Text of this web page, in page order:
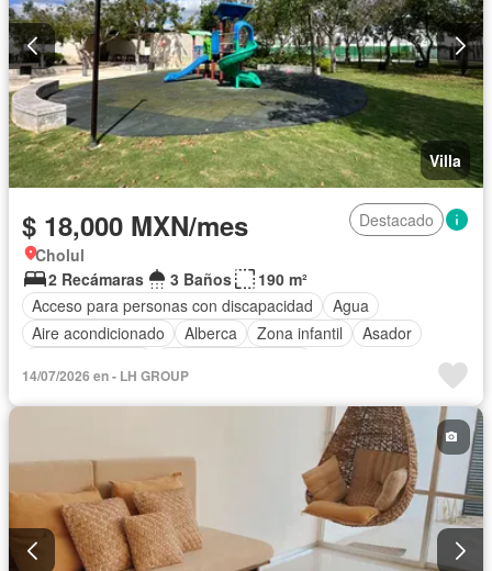
Villa
$ 18,000 MXN/mes
Destacado
Cholul
2 Recámaras
3 Baños
190 m²
Acceso para personas con discapacidad
Agua
Aire acondicionado
Alberca Zona infantil
Asador
Circuito cerrado de televisión
Cocina equipada
Cuarto de Limpieza
Estacionamiento
Internet
Recámara con closet
Seguridad
Televisión por cable
Zonas verdes
Permite mascotas
Permite niños Sin amueblar
14/07/2026 en - LH GROUP